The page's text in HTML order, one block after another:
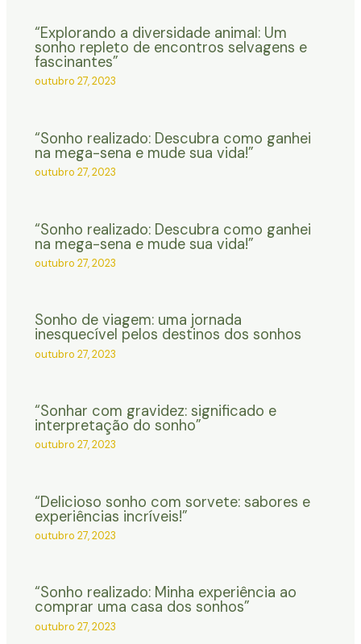
“Explorando a diversidade animal: Um
sonho repleto de encontros selvagens e
fascinantes”
outubro 27, 2023
“Sonho realizado: Descubra como ganhei
na mega-sena e mude sua vida!”
outubro 27, 2023
“Sonho realizado: Descubra como ganhei
na mega-sena e mude sua vida!”
outubro 27, 2023
Sonho de viagem: uma jornada
inesquecível pelos destinos dos sonhos
outubro 27, 2023
“Sonhar com gravidez: significado e
interpretação do sonho”
outubro 27, 2023
“Delicioso sonho com sorvete: sabores e
experiências incríveis!”
outubro 27, 2023
“Sonho realizado: Minha experiência ao
comprar uma casa dos sonhos”
outubro 27, 2023